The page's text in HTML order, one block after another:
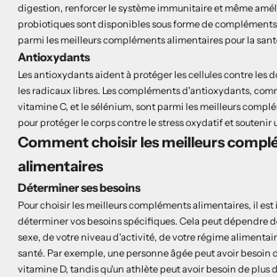
digestion, renforcer le système immunitaire et même
probiotiques sont disponibles sous forme de
parmi les meilleurs compléments alimentaires pour la
Antioxydants
Les antioxydants aident à protéger les cellules contre les
les radicaux libres. Les compléments d'antioxydants,
vitamine C, et le sélénium, sont parmi les meilleurs
pour protéger le corps contre le stress oxydatif et soutenir
Comment choisir les meilleurs
alimentaires
Déterminer ses besoins
Pour choisir les meilleurs compléments alimentaires, il
déterminer vos besoins spécifiques. Cela peut dépendre
sexe, de votre niveau d'activité, de votre régime
santé. Par exemple, une personne âgée peut avoir besoin
vitamine D, tandis qu'un athlète peut avoir besoin de plus